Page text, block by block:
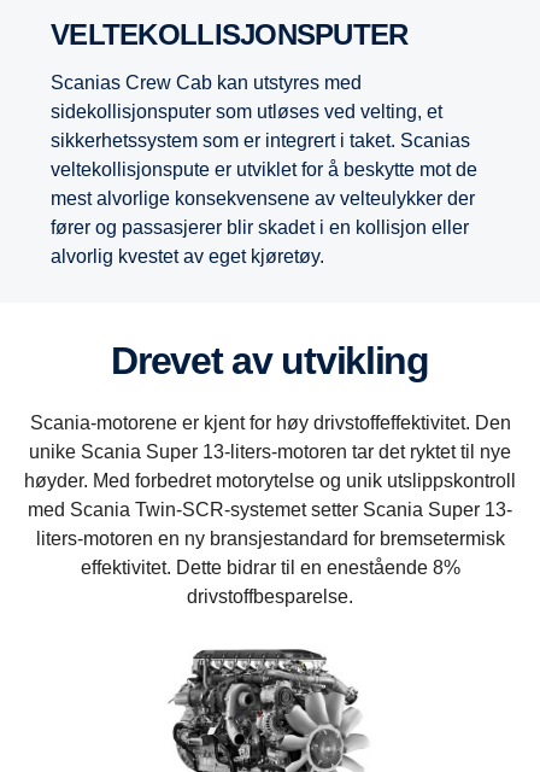
VELTEKOLLISJONSPUTER
Scanias Crew Cab kan utstyres med
sidekollisjonsputer som utløses ved velting, et
sikkerhetssystem som er integrert i taket. Scanias
veltekollisjonspute er utviklet for å beskytte mot de
mest alvorlige konsekvensene av velteulykker der
fører og passasjerer blir skadet i en kollisjon eller
alvorlig kvestet av eget kjøretøy.
Drevet av utvikling
Scania-motorene er kjent for høy drivstoffeffektivitet. Den
unike Scania Super 13-liters-motoren tar det ryktet til nye
høyder. Med forbedret motorytelse og unik utslippskontroll
med Scania Twin-SCR-systemet setter Scania Super 13-
liters-motoren en ny bransjestandard for bremsetermisk
effektivitet. Dette bidrar til en enestående 8%
drivstoffbesparelse.